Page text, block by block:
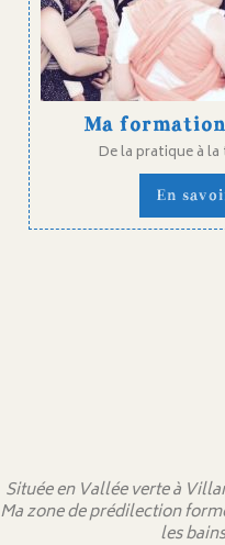
Ma
De la pratique à
En
Située en Vallée verte à
Ma zone de prédilection
les